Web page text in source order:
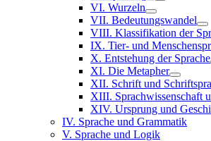
VI. Wurzeln
VII. Bedeutungswandel
VIII. Klassifikation der
IX. Tier- und
X. Entstehung der Sprache
XI. Die Metapher
XII. Schrift und
XIII. Sprachwissenschaft
XIV. Ursprung und
IV. Sprache und Grammatik
V. Sprache und Logik